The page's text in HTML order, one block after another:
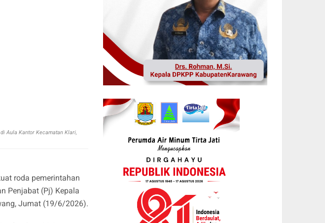
Aula Kantor Kecamatan Klari,
roda pemerintahan
Penjabat (Pj) Kepala
Jumat (19/6/2026).